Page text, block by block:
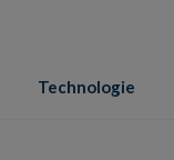
Technologie